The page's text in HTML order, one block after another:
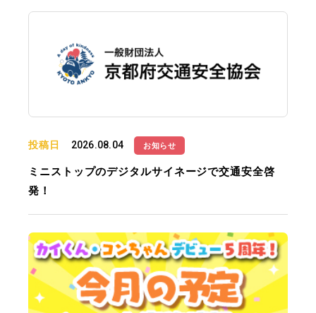
投稿日 2026.08.04 お知らせ
ミニストップのデジタルサイネージで交通安全啓
発！